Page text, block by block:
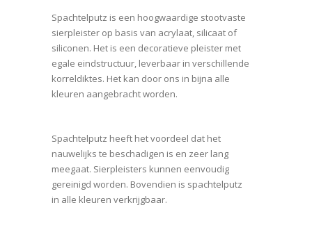
Spachtelputz is een hoogwaardige stootvaste
sierpleister op basis van acrylaat, silicaat of
siliconen. Het is een decoratieve pleister met
egale eindstructuur, leverbaar in verschillende
korreldiktes. Het kan door ons in bijna alle
kleuren aangebracht worden.
Spachtelputz heeft het voordeel dat het
nauwelijks te beschadigen is en zeer lang
meegaat. Sierpleisters kunnen eenvoudig
gereinigd worden. Bovendien is spachtelputz
in alle kleuren verkrijgbaar.